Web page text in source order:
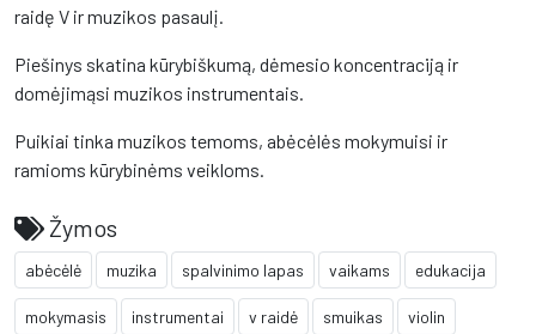
raidę V ir muzikos pasaulį.
Piešinys skatina kūrybiškumą, dėmesio koncentraciją ir
domėjimąsi muzikos instrumentais.
Puikiai tinka muzikos temoms, abėcėlės mokymuisi ir
ramioms kūrybinėms veikloms.
Žymos
abėcėlė muzika spalvinimo lapas vaikams edukacija
mokymasis instrumentai v raidė smuikas violin